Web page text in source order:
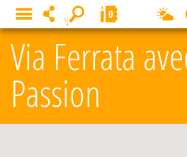
Via Ferrata
Passion
MENU 0
Panneau de gestion des cookies